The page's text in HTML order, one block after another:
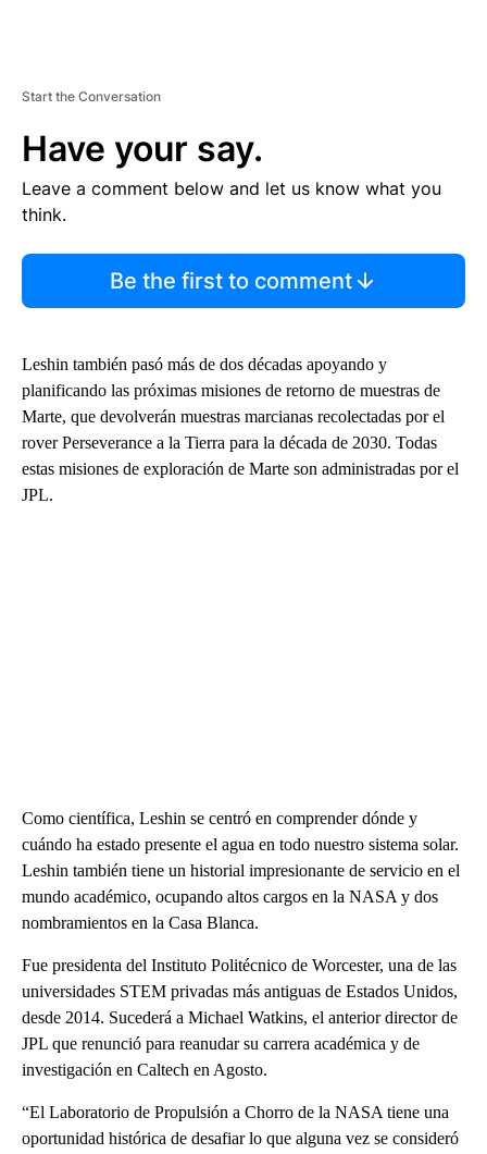
Start the Conversation
Have your say.
Leave a comment below and let us know what you
think.
Be the first to comment
Leshin también pasó más de dos décadas apoyando y
planificando las próximas misiones de retorno de muestras de
Marte, que devolverán muestras marcianas recolectadas por el
rover Perseverance a la Tierra para la década de 2030. Todas
estas misiones de exploración de Marte son administradas por el
JPL.
Como científica, Leshin se centró en comprender dónde y
cuándo ha estado presente el agua en todo nuestro sistema solar.
Leshin también tiene un historial impresionante de servicio en el
mundo académico, ocupando altos cargos en la NASA y dos
nombramientos en la Casa Blanca.
Fue presidenta del Instituto Politécnico de Worcester, una de las
universidades STEM privadas más antiguas de Estados Unidos,
desde 2014. Sucederá a Michael Watkins, el anterior director de
JPL que renunció para reanudar su carrera académica y de
investigación en Caltech en Agosto.
“El Laboratorio de Propulsión a Chorro de la NASA tiene una
oportunidad histórica de desafiar lo que alguna vez se consideró